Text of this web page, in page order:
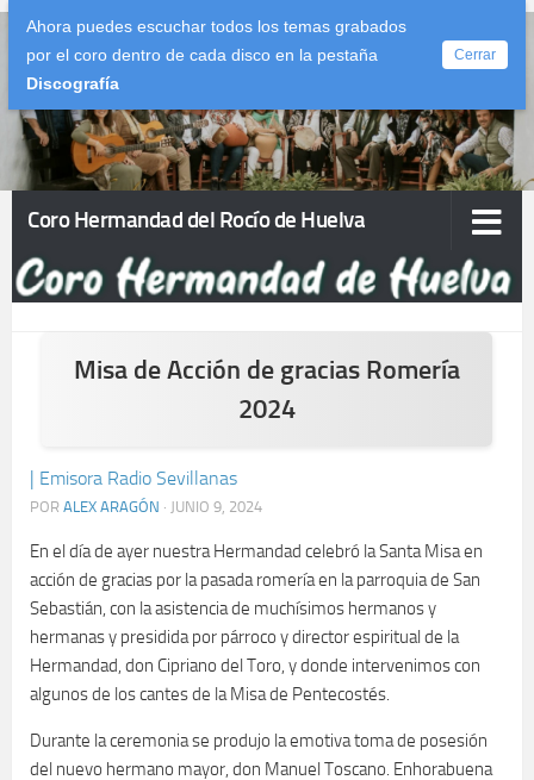
Ahora puedes escuchar todos los temas grabados
por el coro dentro de cada disco en la pestaña
Discografía
Cerrar
Saltar al contenido
Coro Hermandad del Rocío de Huelva
Misa de Acción de gracias Romería
2024
| Emisora Radio Sevillanas
POR ALEX ARAGÓN · JUNIO 9, 2024
En el día de ayer nuestra Hermandad celebró la Santa Misa en
acción de gracias por la pasada romería en la parroquia de San
Sebastián, con la asistencia de muchísimos hermanos y
hermanas y presidida por párroco y director espiritual de la
Hermandad, don Cipriano del Toro, y donde intervenimos con
algunos de los cantes de la Misa de Pentecostés.
Durante la ceremonia se produjo la emotiva toma de posesión
del nuevo hermano mayor, don Manuel Toscano. Enhorabuena